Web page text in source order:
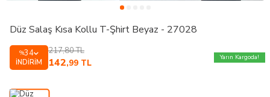
Düz Salaş Kısa Kollu T-Şhirt Beyaz - 27028
%34
İNDIRIM
217,80TL
142,99 TL
Yarın Kargoda!